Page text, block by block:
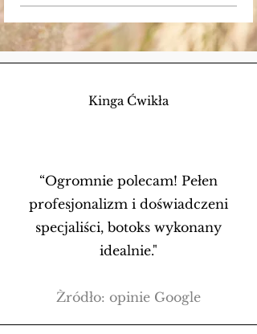
Kinga Ćwikła
“Ogromnie polecam! Pełen
profesjonalizm i doświadczeni
specjaliści, botoks wykonany
idealnie."
Źródło: opinie Google